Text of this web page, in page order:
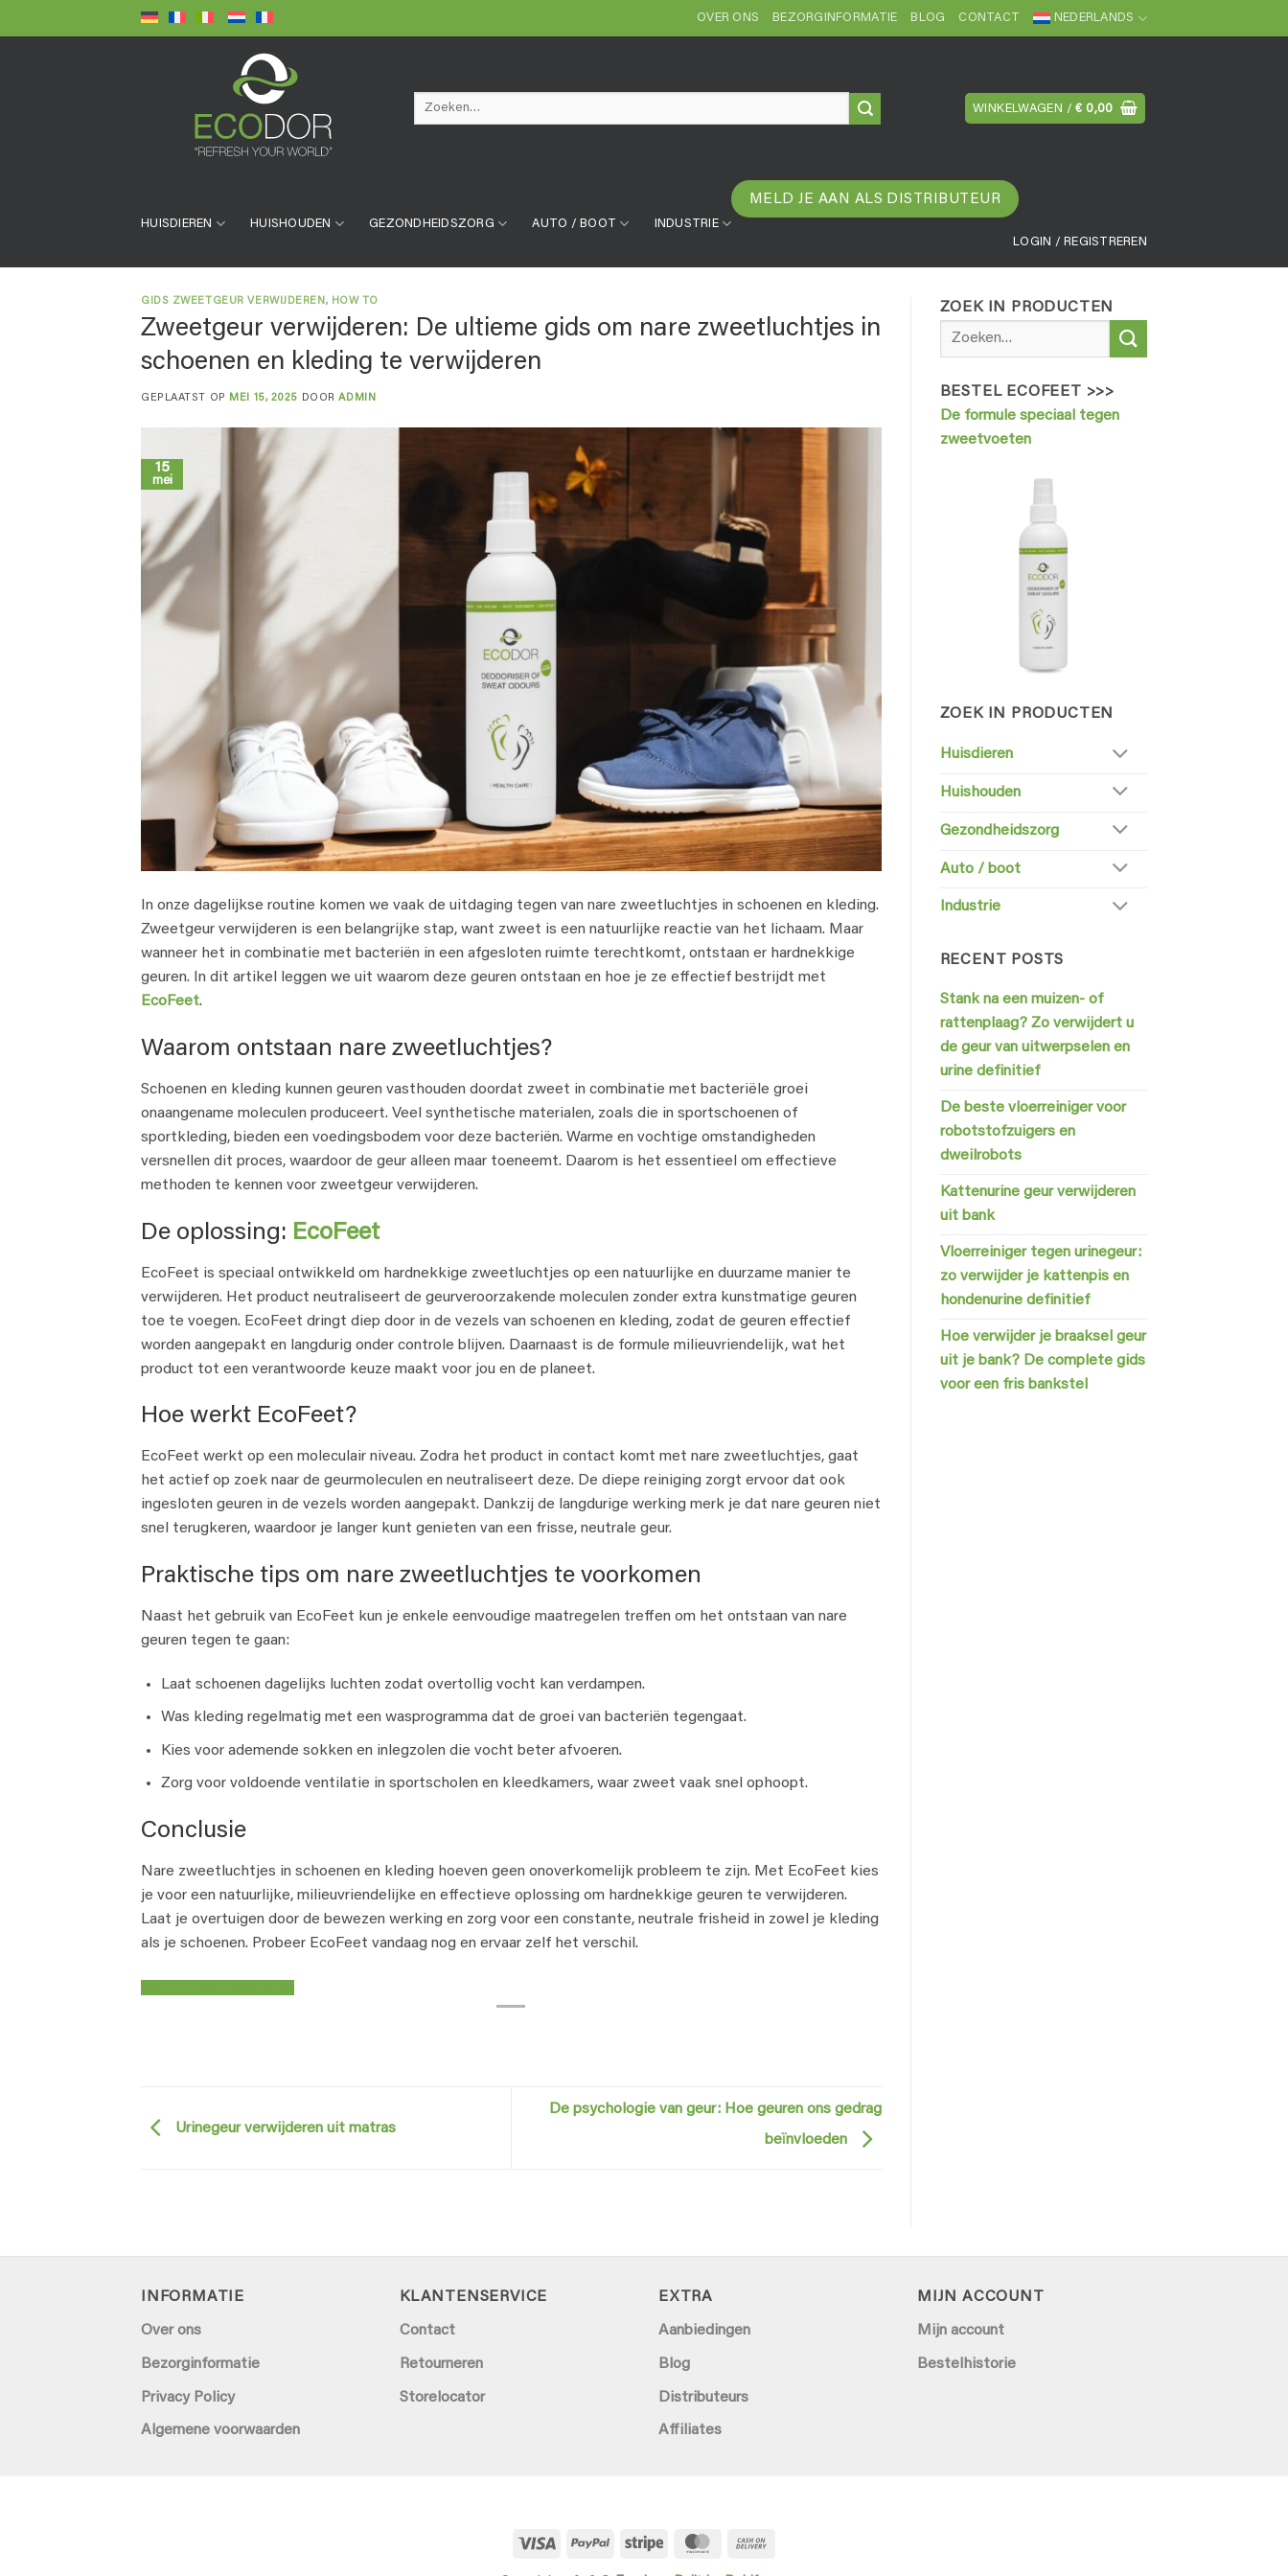
naar
OVER ONS BEZORGINFORMATIE BLOG CONTACT NEDERLANDS
Zoeken
WINKELWAGEN /€ 0,00
HUISDIEREN HUISHOUDEN GEZONDHEIDSZORG AUTO / BOOT INDUSTRIE
MELD JE AAN ALS DISTRIBUTEUR
LOGIN / REGISTREREN
GIDS ZWEETGEUR VERWIJDEREN , HOW TO
Zweetgeur verwijderen: De ultieme gids om nare zweetluchtjes in
schoenen en kleding te verwijderen
GEPLAATST OP MEI 15, 2025 DOORADMIN
15
mei
In onze dagelijkse routine komen we vaak de uitdaging tegen van nare zweetluchtjes in schoenen en kleding.
Zweetgeur verwijderen is een belangrijke stap, want zweet is een natuurlijke reactie van het lichaam. Maar
wanneer het in combinatie met bacteriën in een afgesloten ruimte terechtkomt, ontstaan er hardnekkige
geuren. In dit artikel leggen we uit waarom deze geuren ontstaan en hoe je ze effectief bestrijdt met
EcoFeet.
Waarom ontstaan nare zweetluchtjes?
Schoenen en kleding kunnen geuren vasthouden doordat zweet in combinatie met bacteriële groei
onaangename moleculen produceert. Veel synthetische materialen, zoals die in sportschoenen of
sportkleding, bieden een voedingsbodem voor deze bacteriën. Warme en vochtige omstandigheden
versnellen dit proces, waardoor de geur alleen maar toeneemt. Daarom is het essentieel om effectieve
methoden te kennen voor zweetgeur verwijderen.
De oplossing: EcoFeet
EcoFeet is speciaal ontwikkeld om hardnekkige zweetluchtjes op een natuurlijke en duurzame manier te
verwijderen. Het product neutraliseert de geurveroorzakende moleculen zonder extra kunstmatige geuren
toe te voegen. EcoFeet dringt diep door in de vezels van schoenen en kleding, zodat de geuren effectief
worden aangepakt en langdurig onder controle blijven. Daarnaast is de formule milieuvriendelijk, wat het
product tot een verantwoorde keuze maakt voor jou en de planeet.
Hoe werkt EcoFeet?
EcoFeet werkt op een moleculair niveau. Zodra het product in contact komt met nare zweetluchtjes, gaat
het actief op zoek naar de geurmoleculen en neutraliseert deze. De diepe reiniging zorgt ervoor dat ook
ingesloten geuren in de vezels worden aangepakt. Dankzij de langdurige werking merk je dat nare geuren niet
snel terugkeren, waardoor je langer kunt genieten van een frisse, neutrale geur.
Praktische tips om nare zweetluchtjes te voorkomen
Naast het gebruik van EcoFeet kun je enkele eenvoudige maatregelen treffen om het ontstaan van nare
geuren tegen te gaan:
Laat schoenen dagelijks luchten zodat overtollig vocht kan verdampen.
Was kleding regelmatig met een wasprogramma dat de groei van bacteriën tegengaat.
Kies voor ademende sokken en inlegzolen die vocht beter afvoeren.
Zorg voor voldoende ventilatie in sportscholen en kleedkamers, waar zweet vaak snel ophoopt.
Conclusie
Nare zweetluchtjes in schoenen en kleding hoeven geen onoverkomelijk probleem te zijn. Met EcoFeet kies
je voor een natuurlijke, milieuvriendelijke en effectieve oplossing om hardnekkige geuren te verwijderen.
Laat je overtuigen door de bewezen werking en zorg voor een constante, neutrale frisheid in zowel je kleding
als je schoenen. Probeer EcoFeet vandaag nog en ervaar zelf het verschil.
Urinegeur verwijderen uit matras
De psychologie van geur: Hoe geuren ons gedrag
beïnvloeden
ZOEK IN PRODUCTEN
Zoeken
BESTEL ECOFEET >>>
De formule speciaal tegen
zweetvoeten
ZOEK IN PRODUCTEN
Huisdieren
Huishouden
Gezondheidszorg
Auto / boot
Industrie
RECENT POSTS
Stank na een muizen- of
rattenplaag? Zo verwijdert u
de geur van uitwerpselen en
urine definitief
De beste vloerreiniger voor
robotstofzuigers en
dweilrobots
Kattenurine geur verwijderen
uit bank
Vloerreiniger tegen urinegeur:
zo verwijder je kattenpis en
hondenurine definitief
Hoe verwijder je braaksel geur
uit je bank? De complete gids
voor een fris bankstel
INFORMATIE
Over ons
Bezorginformatie
Privacy Policy
Algemene voorwaarden
KLANTENSERVICE
Contact
Retourneren
Storelocator
EXTRA
Aanbiedingen
Blog
Distributeurs
Affiliates
MIJN ACCOUNT
Mijn account
Bestelhistorie
Visa PayPal Stripe MasterCard